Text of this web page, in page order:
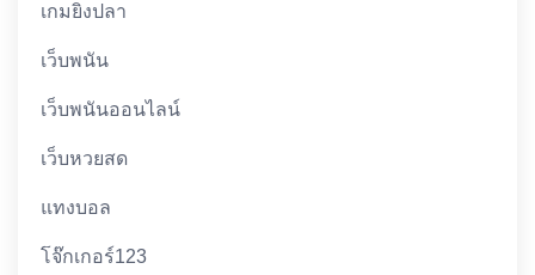
เกมยิงปลา
เว็บพนัน
เว็บพนันออนไลน์
เว็บหวยสด
แทงบอล
โจ๊กเกอร์123